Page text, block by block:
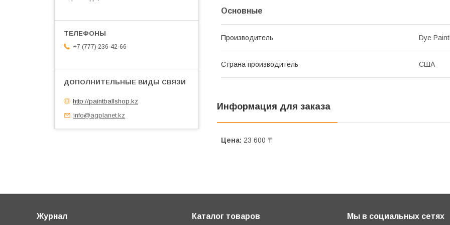
Основные
Производитель Dye
Страна производитель США
Информация для заказа
Цена: 23 600 ₸
+7 (777) 236-42-66
http://paintballshop.kz
info@agplanet.kz
Журнал Каталог товаров Мы в социальных сетях